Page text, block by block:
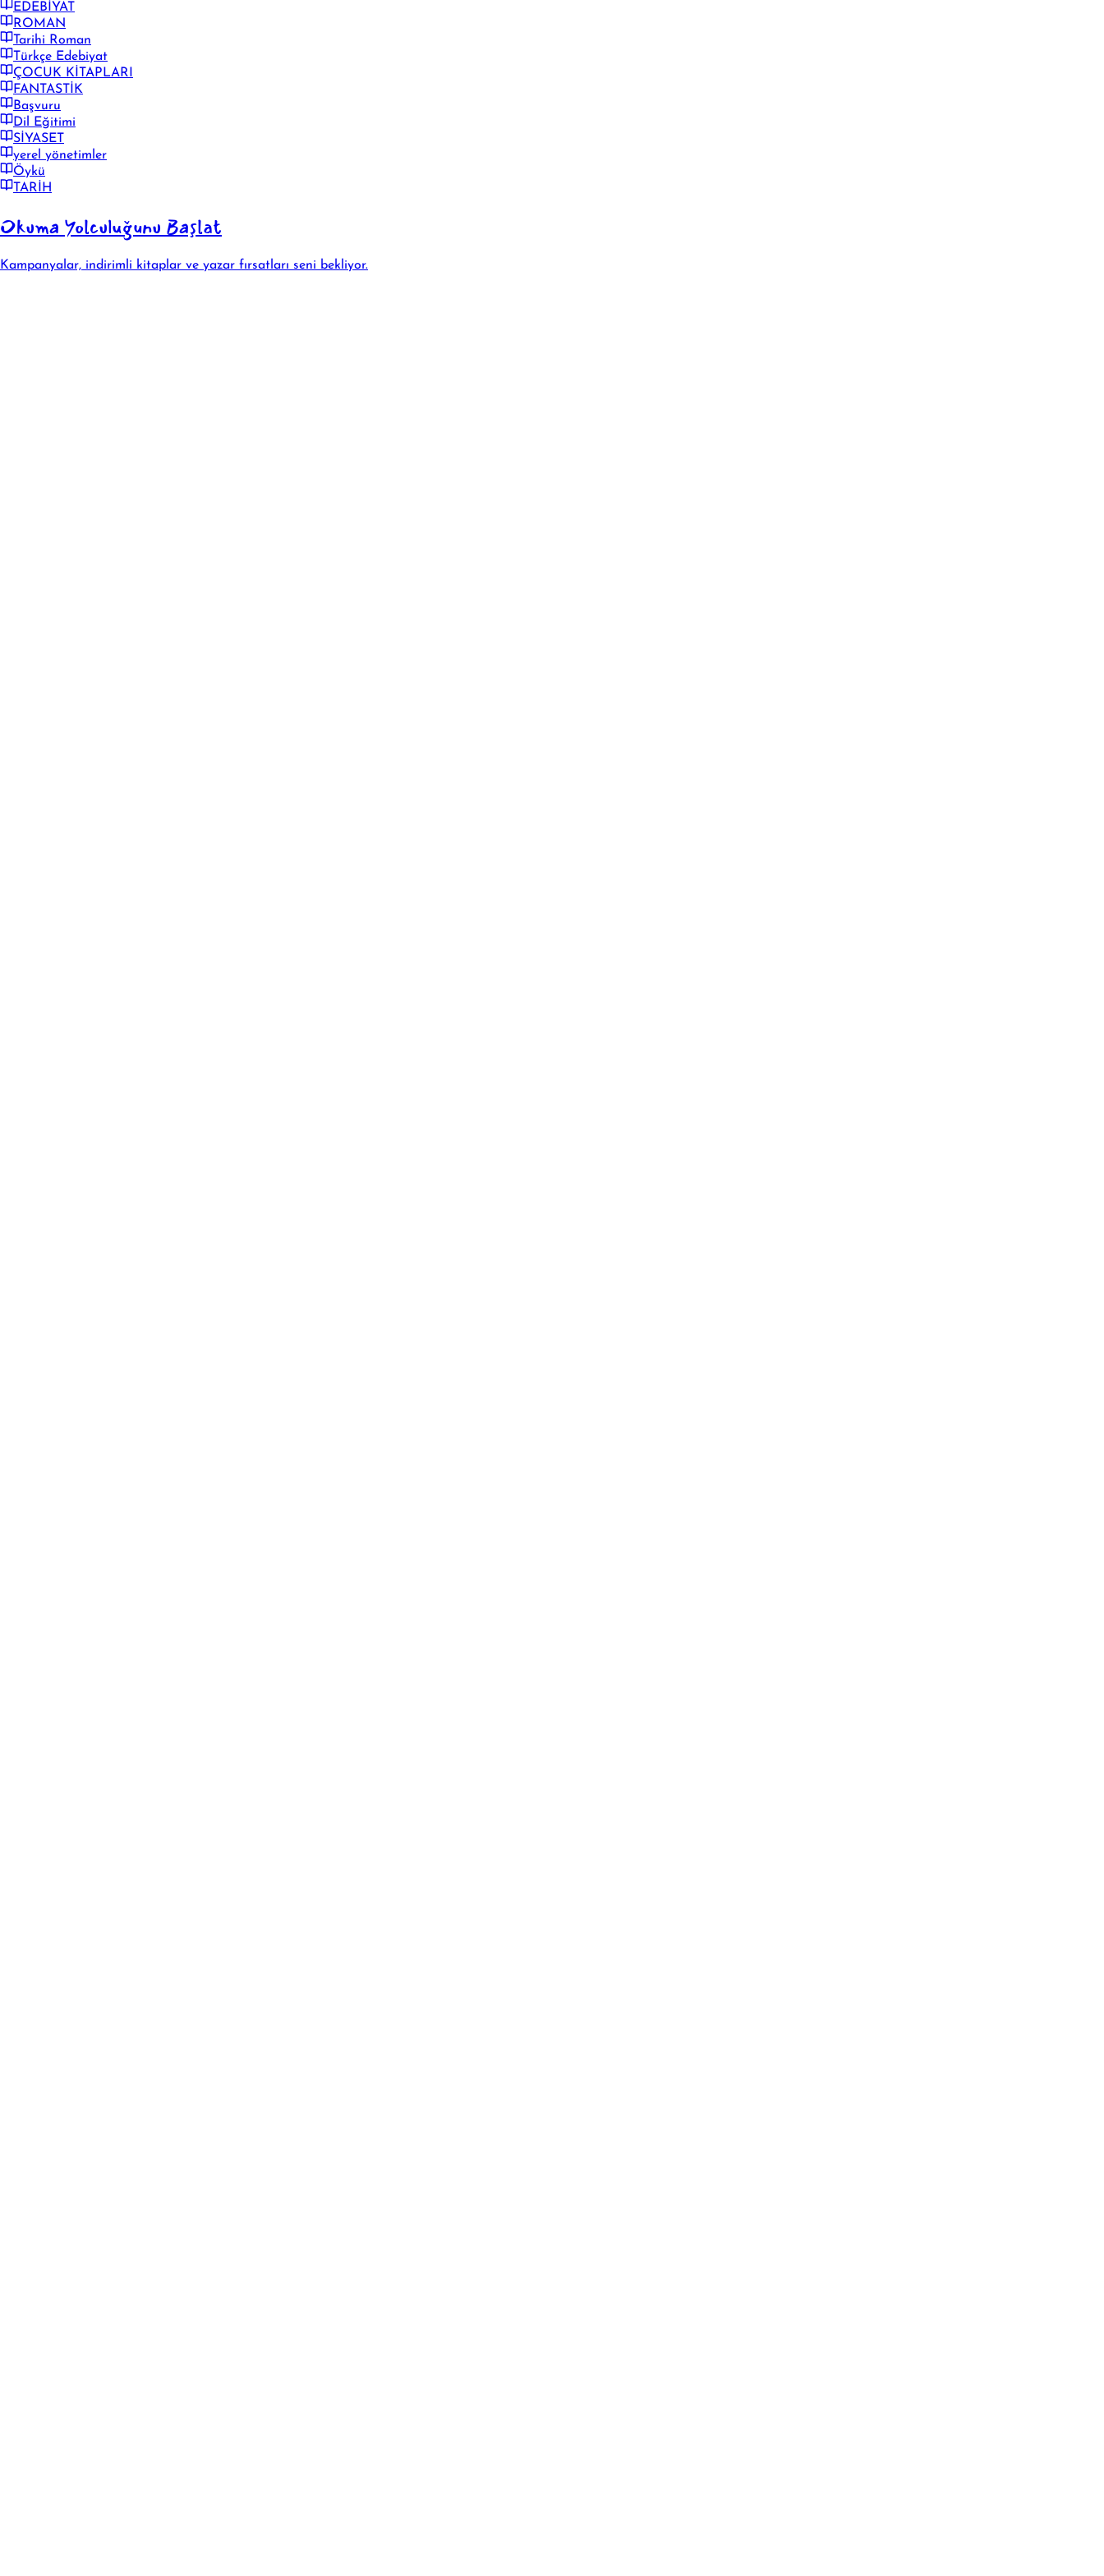
EDEBİYAT
ROMAN
Tarihi Roman
Türkçe Edebiyat
ÇOCUK KİTAPLARI
FANTASTİK
Başvuru
Dil Eğitimi
SİYASET
yerel yönetimler
Öykü
TARİH
Okuma Yolculuğunu Başlat
Kampanyalar, indirimli kitaplar ve yazar fırsatları seni bekliyor.